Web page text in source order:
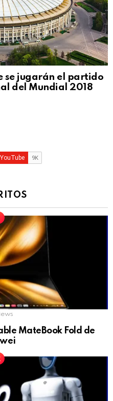
se jugarán el partido
del Mundial 2018
MateBook Fold de